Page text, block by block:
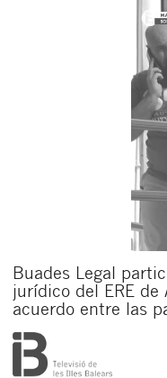
Buades Legal
jurídico del ERE de
acuerdo entre las